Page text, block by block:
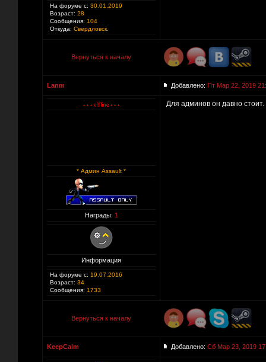
На форуме с: 30.01.2019
Возраст: 28
Сообщения: 104
Откуда: Свердловск.
Вернуться к началу
Lanm Добавлено: Пт Мар 22, 2019
* Админ Assault *
Награды: 1
Информация
На форуме с: 19.07.2016
Возраст: 34
Сообщения: 1733
Для админов он давно стоит.
Вернуться к началу
KeepCalm Добавлено: Сб Мар 23, 2019